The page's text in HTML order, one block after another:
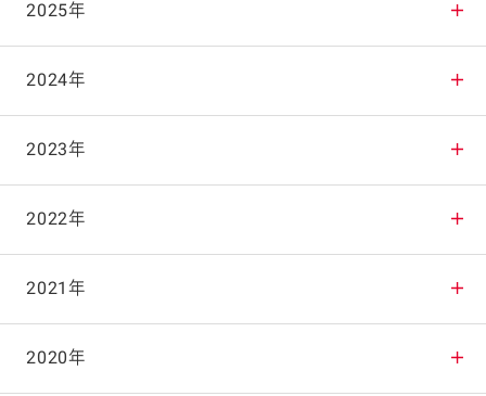
2025年
2025年12月
2025年11月
2025年10月
2025年9月
2025年8月
2024年
2024年12月
2024年11月
2024年10月
2024年9月
2023年
2023年12月
2023年11月
2023年10月
2022年
2022年12月
2022年11月
2021年
2021年12月
2020年